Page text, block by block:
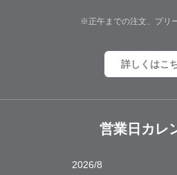
※正午までの注文、プリ
詳しくはこ
営業日カレ
2026/8